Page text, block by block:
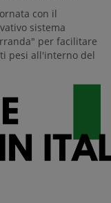
con il
sistema
per facilitare
pesi all'interno del